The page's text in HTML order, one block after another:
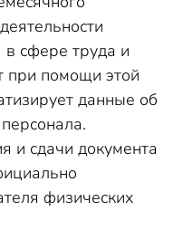
в сфере труда и
при помощи этой
данные об
и сдачи документа
физических